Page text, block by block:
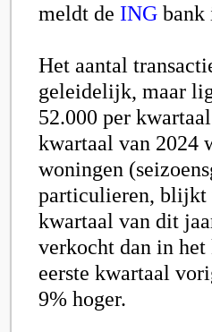
meldt de ING bank
Het aantal
geleidelijk, maar
52.000 per
kwartaal van 2024
woningen
particulieren, blijkt
kwartaal van dit
verkocht dan in
eerste kwartaal
9% hoger.